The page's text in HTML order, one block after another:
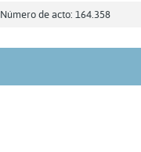
Número de acto: 164.358